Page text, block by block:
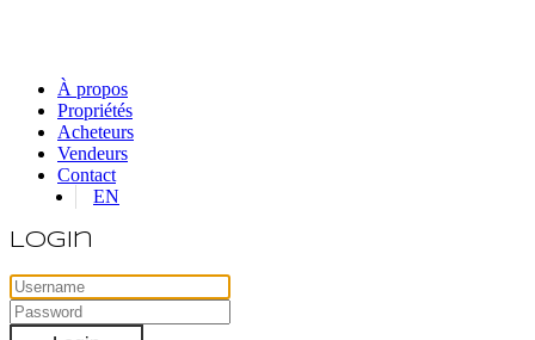
À propos
Propriétés
Acheteurs
Vendeurs
Contact
EN
Login